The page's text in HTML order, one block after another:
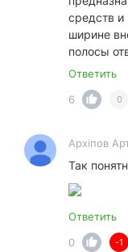
средств и
ширине
полосы
Ответить
6
0
Архіпов
Так
Ответить
0
-1